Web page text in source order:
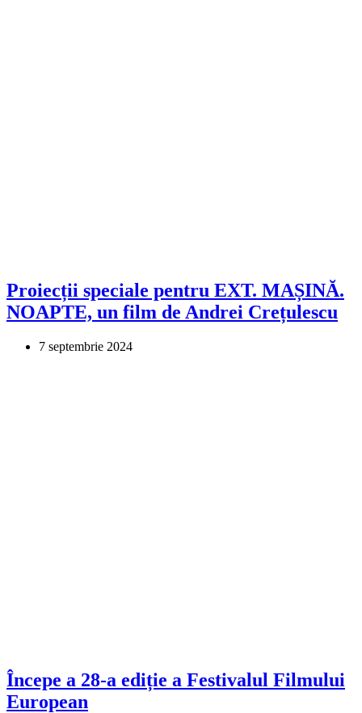
Proiecții speciale pentru EXT. MAȘINĂ.
NOAPTE, un film de Andrei Crețulescu
7 septembrie 2024
Începe a 28-a ediție a Festivalul Filmului
European